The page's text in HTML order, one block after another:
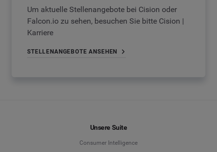
Um aktuelle Stellenangebote bei Cision oder
Falcon.io zu sehen, besuchen Sie bitte Cision |
Karriere
STELLENANGEBOTE ANSEHEN
Unsere Suite
Consumer Intelligence